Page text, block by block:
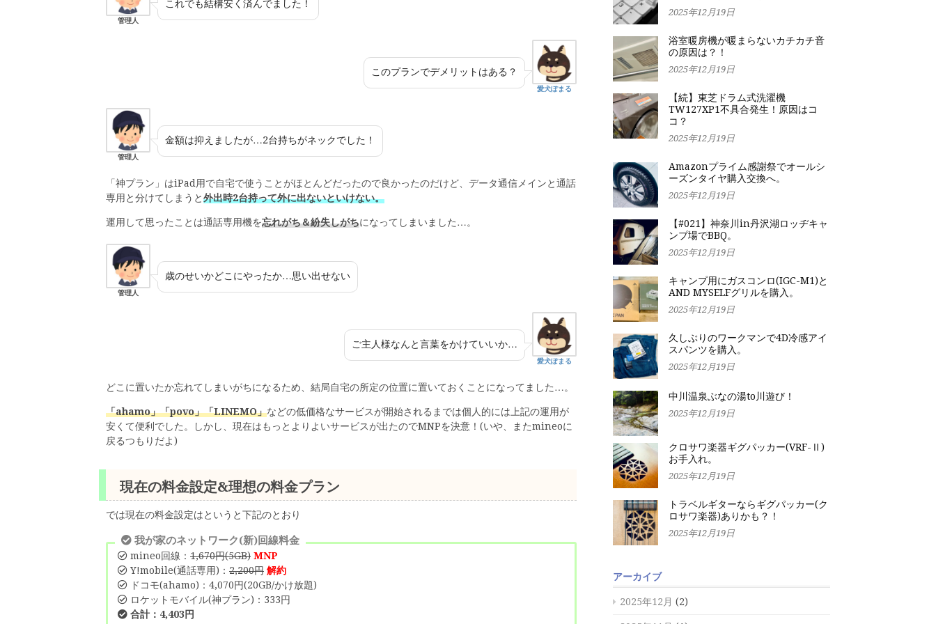
管理人
これでも結構安く済んでました！
このプランでデメリットはある？
愛犬ぽまる
管理人
金額は抑えましたが…2台持ちがネックでした！
「神プラン」はiPad用で自宅で使うことがほとんどだったので良かったのだけど、データ通信メインと通話
専用と分けてしまうと外出時2台持って外に出ないといけない。
運用して思ったことは通話専用機を忘れがち＆紛失しがちになってしまいました…。
管理人
歳のせいかどこにやったか…思い出せない
ご主人様なんと言葉をかけていいか…
愛犬ぽまる
どこに置いたか忘れてしまいがちになるため、結局自宅の所定の位置に置いておくことになってました…。
「ahamo」「povo」「LINEMO」などの低価格なサービスが開始されるまでは個人的には上記の運用が
安くて便利でした。しかし、現在はもっとよりよいサービスが出たのでMNPを決意！(いや、またmineoに
戻るつもりだよ)
現在の料金設定&理想の料金プラン
では現在の料金設定はというと下記のとおり
我が家のネットワーク(新)回線料金
mineo回線： 1,670円(5GB) MNP
Y!mobile(通話専用)： 2,200円 解約
ドコモ(ahamo)：4,070円(20GB/かけ放題)
ロケットモバイル(神プラン)：333円
合計：4,403円
2025年12月19日
浴室暖房機が暖まらないカチカチ音
の原因は？！
2025年12月19日
【続】東芝ドラム式洗濯機
TW127XP1不具合発生！原因はコ
コ？
2025年12月19日
Amazonプライム感謝祭でオールシ
ーズンタイヤ購入交換へ。
2025年12月19日
【#021】神奈川in丹沢湖ロッヂキャ
ンプ場でBBQ。
2025年12月19日
キャンプ用にガスコンロ(IGC-M1)と
AND MYSELFグリルを購入。
2025年12月19日
久しぶりのワークマンで4D冷感アイ
スパンツを購入。
2025年12月19日
中川温泉ぶなの湯to川遊び！
2025年12月19日
クロサワ楽器ギグパッカー(VRF-Ⅱ)
お手入れ。
2025年12月19日
トラベルギターならギグパッカー(ク
ロサワ楽器)ありかも？！
2025年12月19日
アーカイブ
2025年12月 (2)